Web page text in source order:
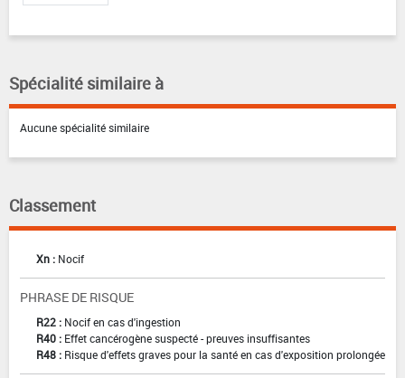
Spécialité similaire à
Aucune spécialité similaire
Classement
Xn : Nocif
PHRASE DE RISQUE
R22 : Nocif en cas d'ingestion
R40 : Effet cancérogène suspecté - preuves insuffisantes
R48 : Risque d'effets graves pour la santé en cas d'exposition prolongée